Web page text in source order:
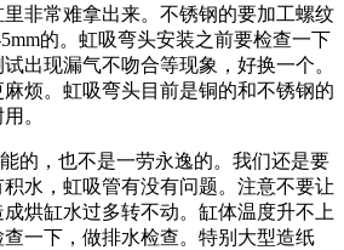
非常难拿出来。不锈钢的要加工螺纹
的。虹吸弯头安装之前要检查一下
出现漏气不吻合等现象，好换一个。
烦。虹吸弯头目前是铜的和不锈钢的
。
的，也不是一劳永逸的。我们还是要
水，虹吸管有没有问题。注意不要让
烘缸水过多转不动。缸体温度升不上
一下，做排水检查。特别大型造纸